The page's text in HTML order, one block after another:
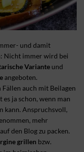
und damit
Nicht immer wird bei
Variante und
angeboten.
auch mit Beilagen
es ja schon, wenn man
kann. Anspruchsvoll,
mehr
den Blog zu packen.
grillen bzw.